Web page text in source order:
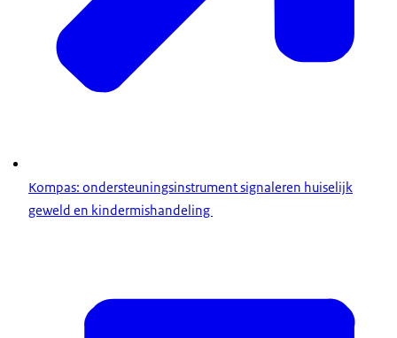
Kompas: ondersteuningsinstrument signaleren huiselijk
geweld en kindermishandeling